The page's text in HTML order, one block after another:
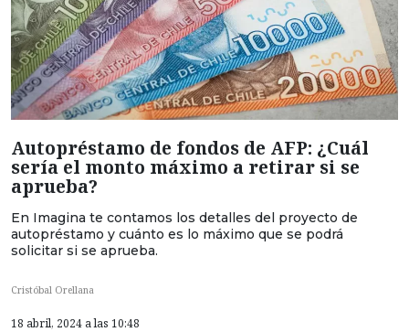
Autopréstamo de fondos de AFP: ¿Cuál
sería el monto máximo a retirar si se
aprueba?
En Imagina te contamos los detalles del proyecto de
autopréstamo y cuánto es lo máximo que se podrá
solicitar si se aprueba.
Cristóbal Orellana
18 abril, 2024 a las 10:48